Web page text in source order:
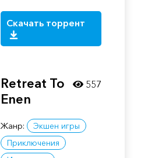
Скачать торрент
Retreat To
Enen
Жанр:
Экшен игры
Приключения
557